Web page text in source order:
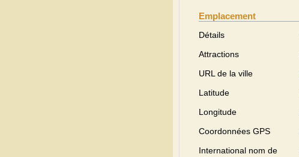
Emplacement
Détails
Attractions
URL de la ville
Latitude
Longitude
Coordonnées GPS
International nom de